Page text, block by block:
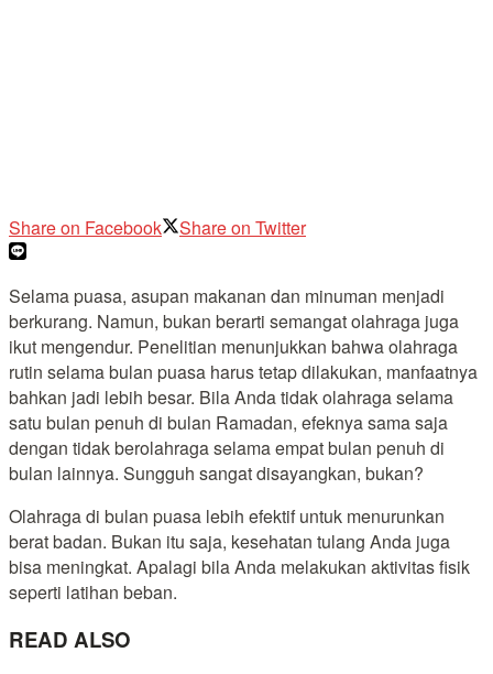
Share on Facebook Share on Twitter
Selama puasa, asupan makanan dan minuman menjadi
berkurang. Namun, bukan berarti semangat olahraga juga
ikut mengendur. Penelitian menunjukkan bahwa olahraga
rutin selama bulan puasa harus tetap dilakukan, manfaatnya
bahkan jadi lebih besar. Bila Anda tidak olahraga selama
satu bulan penuh di bulan Ramadan, efeknya sama saja
dengan tidak berolahraga selama empat bulan penuh di
bulan lainnya. Sungguh sangat disayangkan, bukan?
Olahraga di bulan puasa lebih efektif untuk menurunkan
berat badan. Bukan itu saja, kesehatan tulang Anda juga
bisa meningkat. Apalagi bila Anda melakukan aktivitas fisik
seperti latihan beban.
READ ALSO